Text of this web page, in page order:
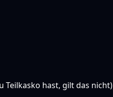
Teilkasko hast, gilt das nicht)